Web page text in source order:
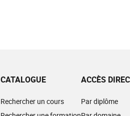
CATALOGUE
Rechercher un cours
ACCÈS
Par diplôme